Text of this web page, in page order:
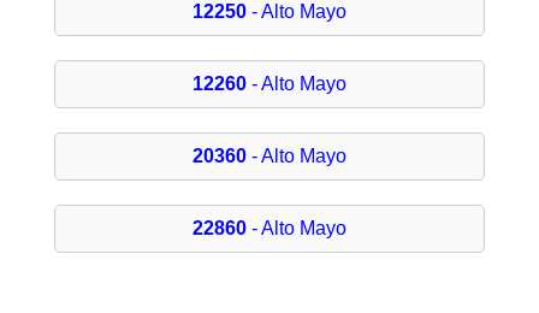
12250- Alto Mayo
12260- Alto Mayo
20360- Alto Mayo
22860- Alto Mayo